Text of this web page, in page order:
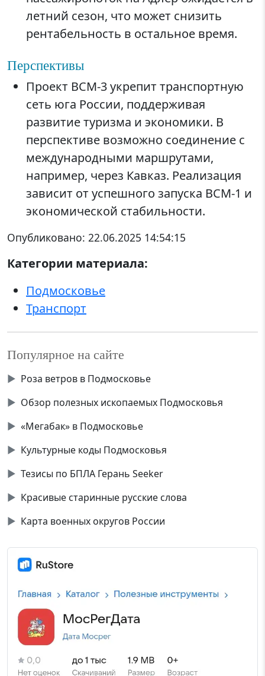
летний сезон, что может снизить
рентабельность в остальное время.
Перспективы
Проект ВСМ-3 укрепит транспортную
сеть юга России, поддерживая
развитие туризма и экономики. В
перспективе возможно соединение с
международными маршрутами,
например, через Кавказ. Реализация
зависит от успешного запуска ВСМ-1 и
экономической стабильности.
Опубликовано: 22.06.2025 14:54:15
Категории материала:
Подмосковье
Транспорт
Популярное на сайте
▶ Роза ветров в Подмосковье
▶ Обзор полезных ископаемых Подмосковья
▶ «Мегабак» в Подмосковье
▶ Культурные коды Подмосковья
▶ Тезисы по БПЛА Герань Seeker
▶ Красивые старинные русские слова
▶ Карта военных округов России